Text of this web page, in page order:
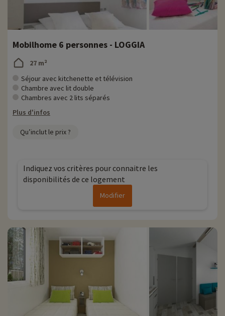
Mobilhome 6 personnes - LOGGIA
27 m²
Séjour avec kitchenette et télévision
Chambre avec lit double
Chambres avec 2 lits séparés
Plus d'infos
Qu’inclut le prix ?
Indiquez vos critères pour connaitre les
disponibilités de ce logement
Modifier